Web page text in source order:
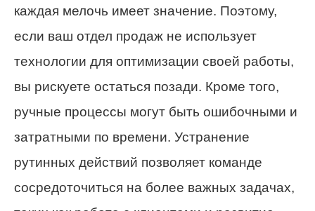
каждая мелочь имеет значение. Поэтому,
если ваш отдел продаж не использует
технологии для оптимизации своей работы,
вы рискуете остаться позади. Кроме того,
ручные процессы могут быть ошибочными и
затратными по времени. Устранение
рутинных действий позволяет команде
сосредоточиться на более важных задачах,